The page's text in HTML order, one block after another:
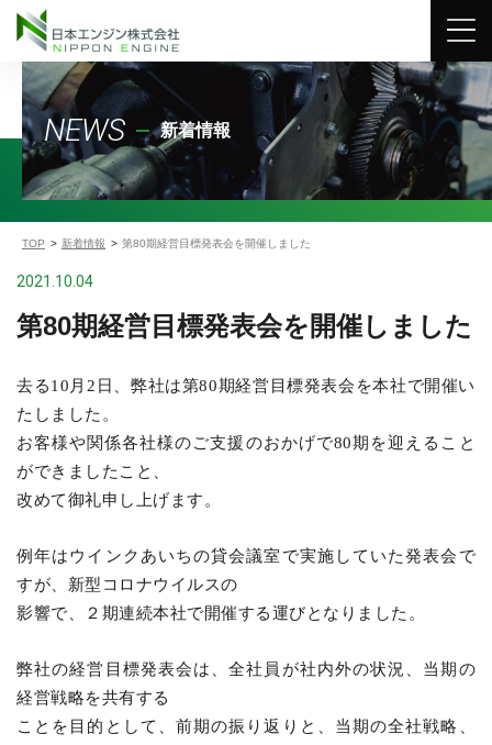
NEWS 新着情報
TOP 新着情報 第80期経営目標発表会を開催しました
2021.10.04
第80期経営目標発表会を開催しました
去る10月2日、弊社は第80期経営目標発表会を本社で開催い
たしました。
お客様や関係各社様のご支援のおかげで80期を迎えること
ができましたこと、
改めて御礼申し上げます。
例年はウインクあいちの貸会議室で実施していた発表会で
すが、新型コロナウイルスの
影響で、２期連続本社で開催する運びとなりました。
弊社の経営目標発表会は、全社員が社内外の状況、当期の
経営戦略を共有する
ことを目的として、前期の振り返りと、当期の全社戦略、